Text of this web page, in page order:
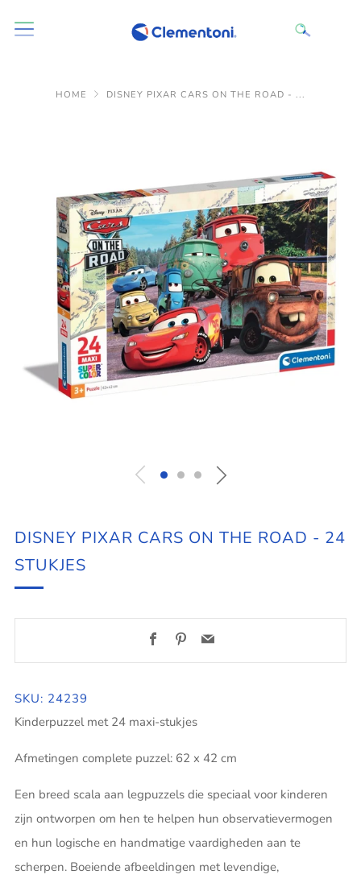
HOME DISNEY PIXAR CARS ON THE ROAD - ...
DISNEY PIXAR CARS ON THE ROAD - 24
STUKJES
FacebookPinterest
Email
SKU: 24239
Kinderpuzzel met 24 maxi-stukjes
Afmetingen complete puzzel: 62 x 42 cm
Een breed scala aan legpuzzels die speciaal voor kinderen
zijn ontworpen om hen te helpen hun observatievermogen
en hun logische en handmatige vaardigheden aan te
scherpen. Boeiende afbeeldingen met levendige,